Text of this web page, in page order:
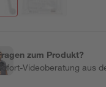
zum Produkt?
Sofort-Videoberatung aus